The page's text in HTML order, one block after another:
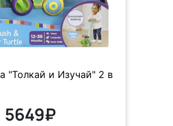
"Толкай и Изучай" 2 в
5649₽